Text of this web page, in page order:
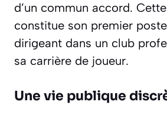
d’un commun accord.
constitue son premier
dirigeant dans un club
sa carrière de joueur.
Une vie publique